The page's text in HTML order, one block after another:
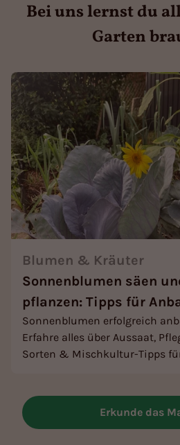
Bei uns lernst du
Garten
Blumen & Kräuter
Sonnenblumen säen
pflanzen: Tipps für
Mischkultur
Sonnenblumen erfolgreich
Erfahre alles über Aussaat,
Sorten & Mischkultur-Tipps
Erkunde das